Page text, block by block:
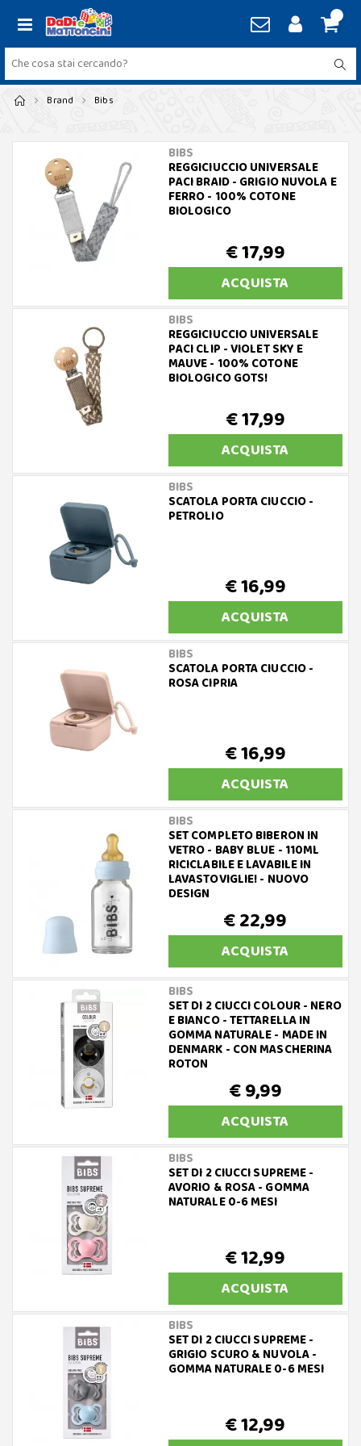
Brand Bibs
BIBS
REGGICIUCCIO UNIVERSALE
PACI BRAID - GRIGIO NUVOLA E
FERRO - 100% COTONE
BIOLOGICO
€ 17,99
ACQUISTA
BIBS
REGGICIUCCIO UNIVERSALE
PACI CLIP - VIOLET SKY E
MAUVE - 100% COTONE
BIOLOGICO GOTS!
€ 17,99
ACQUISTA
BIBS
SCATOLA PORTA CIUCCIO -
PETROLIO
€ 16,99
ACQUISTA
BIBS
SCATOLA PORTA CIUCCIO -
ROSA CIPRIA
€ 16,99
ACQUISTA
BIBS
SET COMPLETO BIBERON IN
VETRO - BABY BLUE - 110ML
RICICLABILE E LAVABILE IN
LAVASTOVIGLIE! - NUOVO
DESIGN
€ 22,99
ACQUISTA
BIBS
SET DI 2 CIUCCI COLOUR - NERO
E BIANCO - TETTARELLA IN
GOMMA NATURALE - MADE IN
DENMARK - CON MASCHERINA
ROTON
€ 9,99
ACQUISTA
BIBS
SET DI 2 CIUCCI SUPREME -
AVORIO & ROSA - GOMMA
NATURALE 0-6 MESI
€ 12,99
ACQUISTA
BIBS
SET DI 2 CIUCCI SUPREME -
GRIGIO SCURO & NUVOLA -
GOMMA NATURALE 0-6 MESI
€ 12,99